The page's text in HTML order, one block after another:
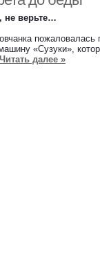
не верьте…
«Сузуки»,
Читать далее »